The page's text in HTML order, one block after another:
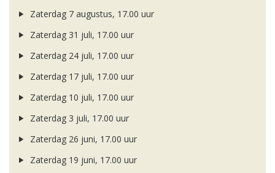
Zaterdag 7 augustus, 17.00 uur
Zaterdag 31 juli, 17.00 uur
Zaterdag 24 juli, 17.00 uur
Zaterdag 17 juli, 17.00 uur
Zaterdag 10 juli, 17.00 uur
Zaterdag 3 juli, 17.00 uur
Zaterdag 26 juni, 17.00 uur
Zaterdag 19 juni, 17.00 uur